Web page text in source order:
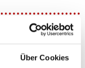
Über Cookies
Österreich und